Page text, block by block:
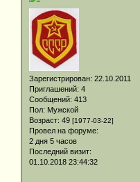
Зарегистрирован: 22.10.2011
Приглашений: 4
Сообщений: 413
Пол: Мужской
Возраст: 49 [1977-03-22]
Провел на форуме:
2 дня 5 часов
Последний визит:
01.10.2018 23:44:32